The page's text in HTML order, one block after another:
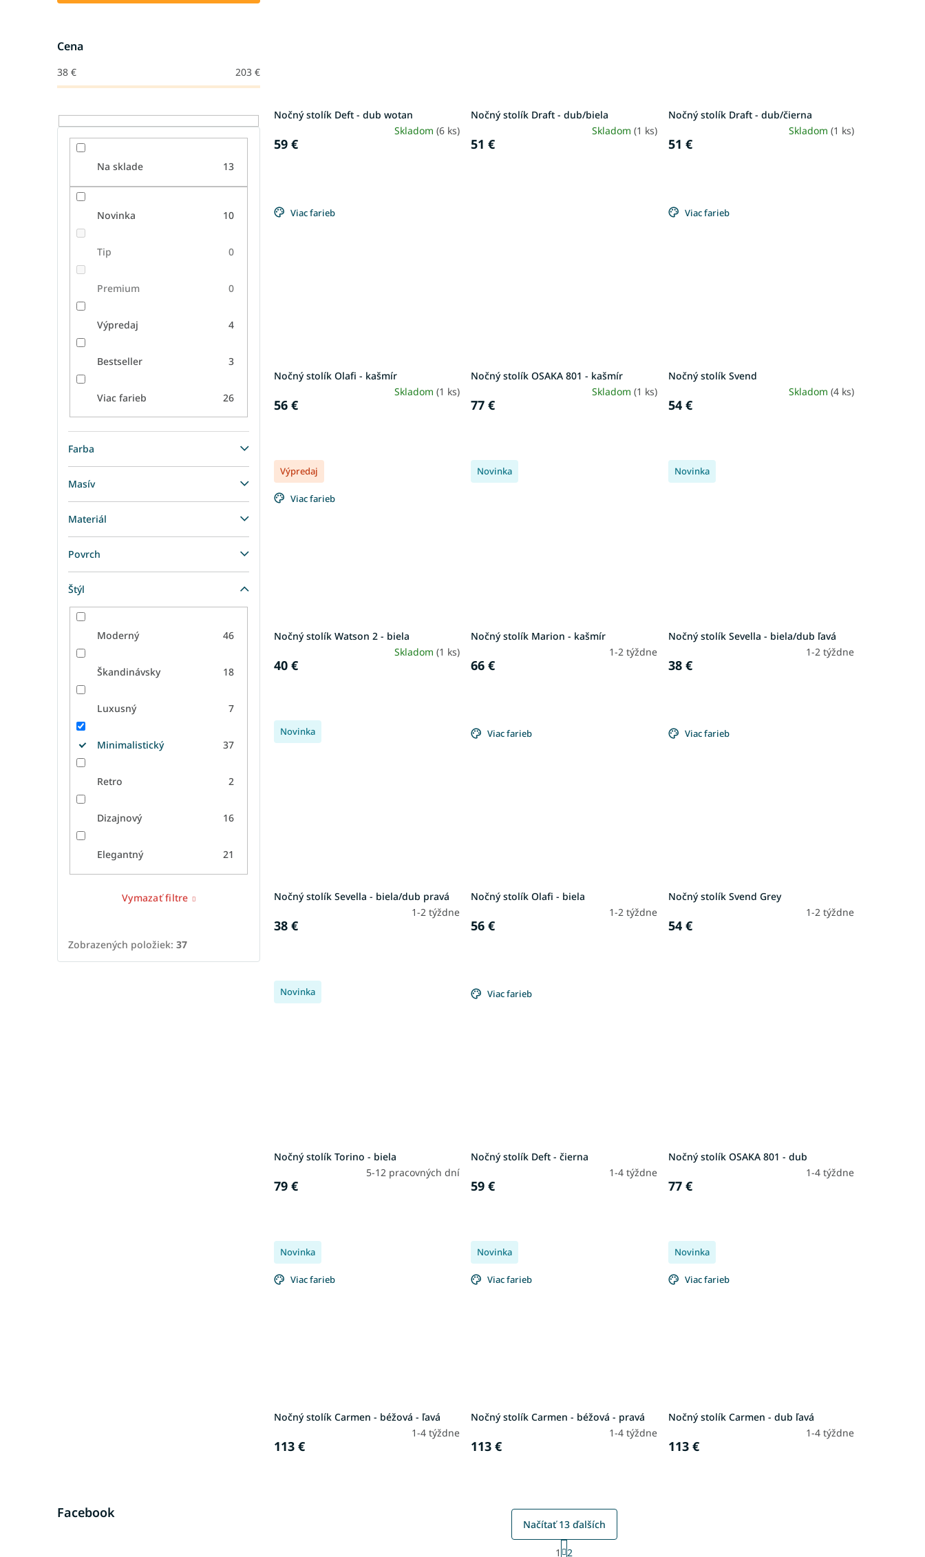
Cena
38 € 203 €
Na sklade 13
Novinka 10
Tip 0
Premium 0
Výpredaj 4
Bestseller 3
Viac farieb 26
Farba
Masív
Materiál
Povrch
Štýl
Moderný 46
Škandinávsky 18
Luxusný 7
Minimalistický 37
Retro 2
Dizajnový 16
Elegantný 21
Vymazať filtre
Zobrazených položiek: 37
Facebook
Nočný stolík Deft - dub wotan
Skladom(6 ks)
59 €
Nočný stolík Draft - dub/biela
Skladom (1 ks)
51 €
Nočný stolík Draft - dub/čierna
Skladom (1 ks)
51 €
Viac farieb
Nočný stolík Olafi - kašmír
Skladom(1 ks)
56 €
Nočný stolík OSAKA 801 - kašmír
Skladom (1 ks)
77 €
Viac farieb
Nočný stolík Svend
Skladom (4 ks)
54 €
Výpredaj
Viac farieb
Nočný stolík Watson 2 - biela
Skladom(1 ks)
40 €
Novinka
Nočný stolík Marion - kašmír
1-2 týždne
66 €
Novinka
Nočný stolík Sevella - biela/dub ľavá
1-2 týždne
38 €
Novinka
Nočný stolík Sevella - biela/dub pravá
1-2 týždne
38 €
Viac farieb
Nočný stolík Olafi - biela
1-2 týždne
56 €
Viac farieb
Nočný stolík Svend Grey
1-2 týždne
54 €
Novinka
Nočný stolík Torino - biela
5-12 pracovných dní
79 €
Viac farieb
Nočný stolík Deft - čierna
1-4 týždne
59 €
Nočný stolík OSAKA 801 - dub
1-4 týždne
77 €
Novinka
Viac farieb
Nočný stolík Carmen - béžová - ľavá
1-4 týždne
113 €
Novinka
Viac farieb
Nočný stolík Carmen - béžová - pravá
1-4 týždne
113 €
Novinka
Viac farieb
Nočný stolík Carmen - dub ľavá
1-4 týždne
113 €
Načítať 13 ďalších
S
1 2